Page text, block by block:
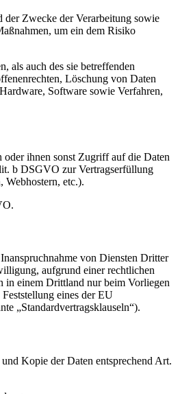
der Zwecke der Verarbeitung sowie
um ein dem Risiko
als auch des sie betreffenden
Löschung von Daten
Software sowie Verfahren,
oder ihnen sonst Zugriff auf die Daten
b DSGVO zur Vertragserfüllung
Webhostern, etc.).
von Diensten Dritter
aufgrund einer rechtlichen
in einem Drittland nur beim Vorliegen
eines der EU
„Standardvertragsklauseln“).
Kopie der Daten entsprechend Art.